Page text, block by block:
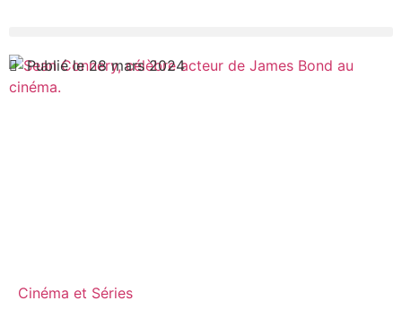
Cinéma et Séries
Publié le 28 mars 2024